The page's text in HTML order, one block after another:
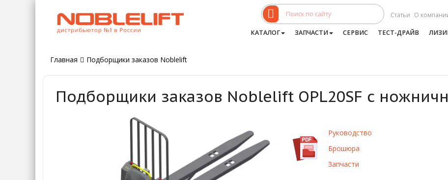
Статьи О
КАТАЛОГ ЗАПЧАСТИ СЕРВИС ТЕСТ-ДРАЙВ
Главная Подборщики заказов Noblelift
Подборщики заказов Noblelift OPL20SF с
Руководство
Брошюра
Запчасти